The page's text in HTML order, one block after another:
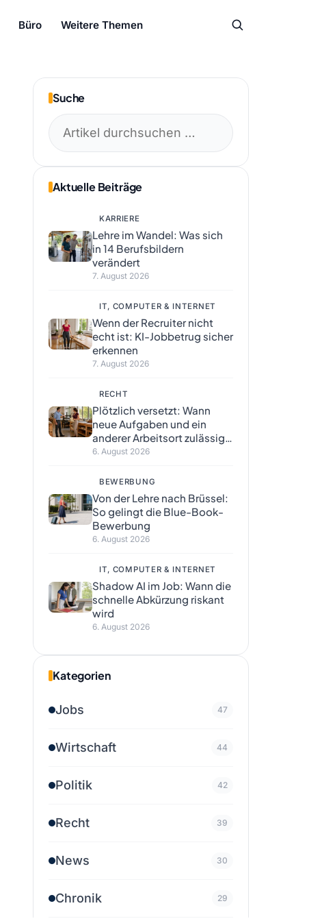
Büro Weitere Themen
Suche
Aktuelle Beiträge
KARRIERE
Lehre im Wandel: Was sich
in 14 Berufsbildern
verändert
7. August 2026
IT, COMPUTER & INTERNET
Wenn der Recruiter nicht
echt ist: KI-Jobbetrug sicher
erkennen
7. August 2026
RECHT
Plötzlich versetzt: Wann
neue Aufgaben und ein
anderer Arbeitsort zulässig
sind
6. August 2026
BEWERBUNG
Von der Lehre nach Brüssel:
So gelingt die Blue-Book-
Bewerbung
6. August 2026
IT, COMPUTER & INTERNET
Shadow AI im Job: Wann die
schnelle Abkürzung riskant
wird
6. August 2026
Kategorien
Jobs 47
Wirtschaft 44
Politik 42
Recht 39
News 30
Chronik 29